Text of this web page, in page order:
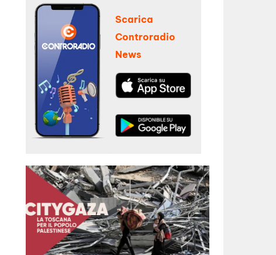
Scarica
Controradio
News